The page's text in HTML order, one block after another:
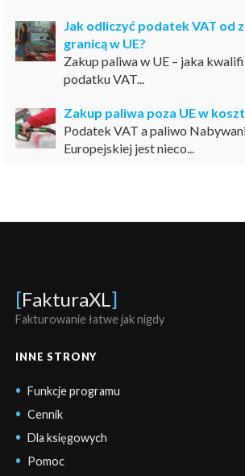
Jak odliczyć podatek VAT od
granicą w UE?
Zakup paliwa w UE – jaka
podatku VAT...
Zakup paliwa poza UE w
Podatek VAT a paliwo
Europejskiej jest nieco...
[FakturaXL]
Fakturowanie łatwe jak nigdy
INNE STRONY
Funkcje programu
Cennik
Dla księgowych
Pomoc